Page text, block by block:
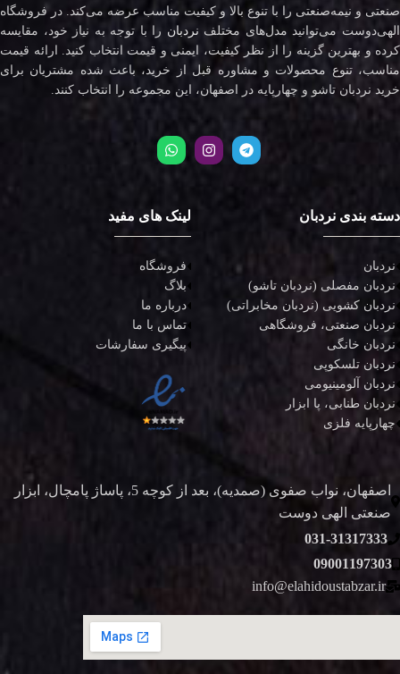
صنعتی و نیمه‌صنعتی را با تنوع بالا و کیفیت مناسب عرضه می‌کند. در فروشگاه
الهی‌دوست می‌توانید مدل‌های مختلف نردبان را با توجه به نیاز خود، مقایسه
کرده و بهترین گزینه را از نظر کیفیت، ایمنی و قیمت انتخاب کنید. ارائه قیمت
مناسب، تنوع محصولات و مشاوره قبل از خرید، باعث شده مشتریان برای
خرید نردبان تاشو و چهارپایه در اصفهان، این مجموعه را انتخاب کنند.
دسته بندی نردبان
نردبان
نردبان مفصلی (نردبان تاشو)
نردبان کشویی (نردبان مخابراتی)
نردبان صنعتی، فروشگاهی
نردبان خانگی
نردبان تلسکوپی
نردبان آلومینیومی
نردبان طنابی، پا ابزار
چهارپایه فلزی
لینک های مفید
فروشگاه
بلاگ
درباره ما
تماس با ما
پیگیری سفارشات
اصفهان، نواب صفوی (صمدیه)، بعد از کوچه 5، پاساژ پامچال، ابزار
صنعتی الهی دوست
031-31317333
09001197303
info@elahidoustabzar.ir